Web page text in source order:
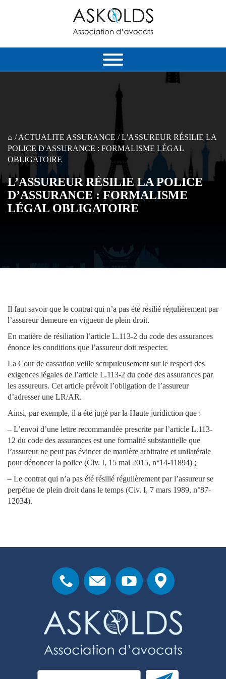
⌂ /ACTUALITE ASSURANCE /L'ASSUREUR RÉSILIE LA
POLICE D'ASSURANCE : FORMALISME LÉGAL
OBLIGATOIRE
L’ASSUREUR RÉSILIE LA POLICE
D’ASSURANCE : FORMALISME
LÉGAL OBLIGATOIRE
Il faut savoir que le contrat qui n’a pas été résilié régulièrement par
l’assureur demeure en vigueur de plein droit.
En matière de résiliation l’article L.113-2 du code des assurances
énonce les conditions que l’assureur doit respecter.
La Cour de cassation veille scrupuleusement sur le respect des
exigences légales de l’article L.113-2 du code des assurances par
les assureurs. Cet article prévoit l’obligation de l’assureur
d’adresser une LR/AR.
Ainsi, par exemple, il a été jugé par la Haute juridiction que :
– L’envoi d’une lettre recommandée prescrite par l’article L.113-
12 du code des assurances est une formalité substantielle que
l’assureur ne peut pas évincer de manière arbitraire et unilatérale
pour dénoncer la police (Civ. I, 15 mai 2015, n°14-11894) ;
– Le contrat qui n’a pas été résilié régulièrement par l’assureur se
perpétue de plein droit dans le temps (Civ. I, 7 mars 1989, n°87-
12034).